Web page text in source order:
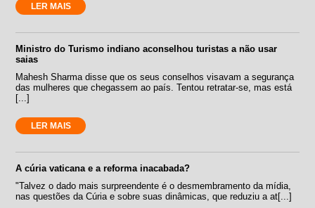
LER MAIS
Ministro do Turismo indiano aconselhou turistas a não usar
saias
Mahesh Sharma disse que os seus conselhos visavam a segurança
das mulheres que chegassem ao país. Tentou retratar-se, mas está
[...]
LER MAIS
A cúria vaticana e a reforma inacabada?
"Talvez o dado mais surpreendente é o desmembramento da mídia,
nas questões da Cúria e sobre suas dinâmicas, que reduziu a at[...]